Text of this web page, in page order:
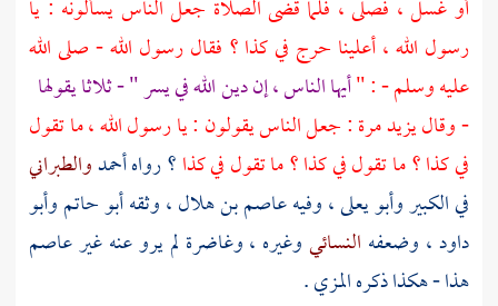
أو غسل ، فصلى ، فلما قضى الصلاة جعل الناس يسألونه : يا
رسول الله ، أعلينا حرج في كذا ؟ فقال رسول الله - صلى الله
عليه وسلم - : "أيها الناس ، إن دين الله في يسر " - ثلاثا يقولها
- وقال يزيد مرة : جعل الناس يقولون : يا رسول الله ، ما تقول
في كذا ؟ ما تقول في كذا ؟ ما تقول في كذا؟ رواهأحمدوالطبراني
في الكبيروأبو يعلى، وفيهعاصم بن هلال، وثقهأبو حاتموأبو
داود، وضعفه النسائيوغيره ،وغاضرة لم يرو عنه غيرعاصم
هذا - هكذا ذكرهالمزي.